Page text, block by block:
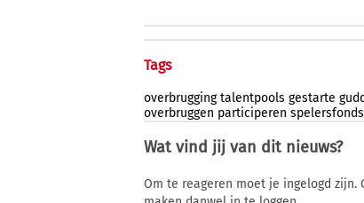
Tags
overbrugging talentpools gestarte
overbruggen participeren
Wat vind jij van dit nieuws?
Om te reageren moet je ingelogd